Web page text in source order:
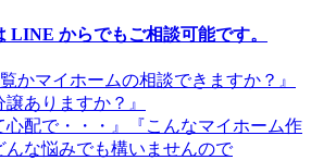
LINE からでもご相談可能です。
かマイホームの相談できますか？』
ありますか？』
心配で・・・』『こんなマイホーム作
な悩みでも構いませんので